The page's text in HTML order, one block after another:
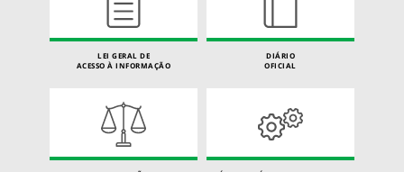
LEI GERAL DE
ACESSO À INFORMAÇÃO
DIÁRIO
OFICIAL